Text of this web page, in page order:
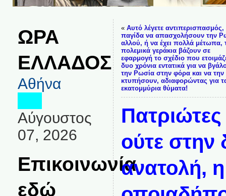
ΩΡΑ
ΕΛΛΑΔΟΣ
Αθήνα
Αύγουστος
07, 2026
Επικοινωνία
εδώ
« Αυτό λέγετε αντιπερισπασμός,
παγίδα να απασχολήσουν την
αλλού, ή να έχει πολλά μέτωπα,
πολεμικά γεράκια βάζουν σε
εφαρμογή το σχέδιο που
δυο χρόνια εντατικά για να
την Ρωσία στην φόρα και να την
κτυπήσουν, αδιαφορώντας για
εκατομμύρια θύματα!
ούτε στην
ανατολή,